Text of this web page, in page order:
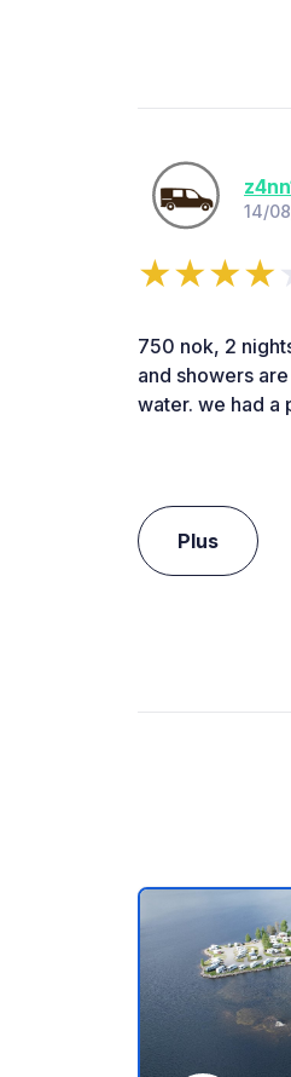
14/
750 nok, 2
and showers
water. we had a
Plus